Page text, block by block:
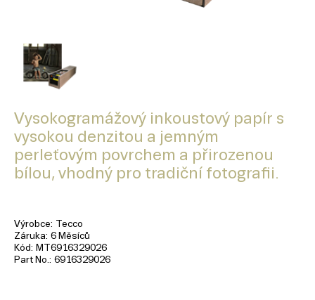
Vysokogramážový inkoustový papír s
vysokou denzitou a jemným
perleťovým povrchem a přirozenou
bílou, vhodný pro tradiční fotografii.
Výrobce Tecco
Záruka 6 Měsíců
Kód
MT6916329026
Part No. 6916329026